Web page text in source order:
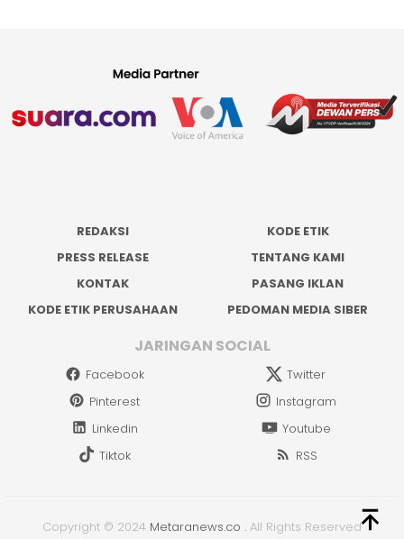
REDAKSI
KODE ETIK
PRESS RELEASE
TENTANG KAMI
KONTAK
PASANG IKLAN
KODE ETIK PERUSAHAAN
PEDOMAN MEDIA SIBER
JARINGAN SOCIAL
Facebook
Twitter
Pinterest
Instagram
Linkedin
Youtube
Tiktok
RSS
Copyright © 2024 Metaranews.co . All Rights Reserved